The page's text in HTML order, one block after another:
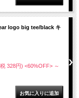
logo big tee/black キ
328円) <60%OFF> ～